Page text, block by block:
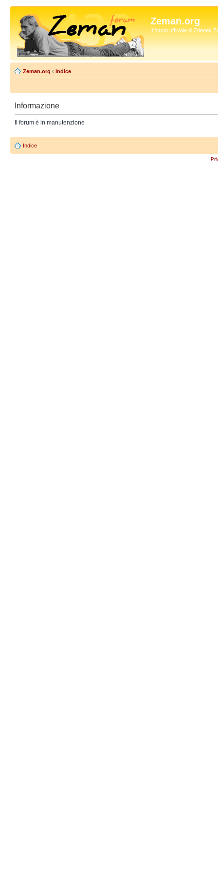
Zeman.org
Il forum ufficiale di Zdenek
Zeman.org ‹ Indice
Informazione
Il forum è in manutenzione
Indice